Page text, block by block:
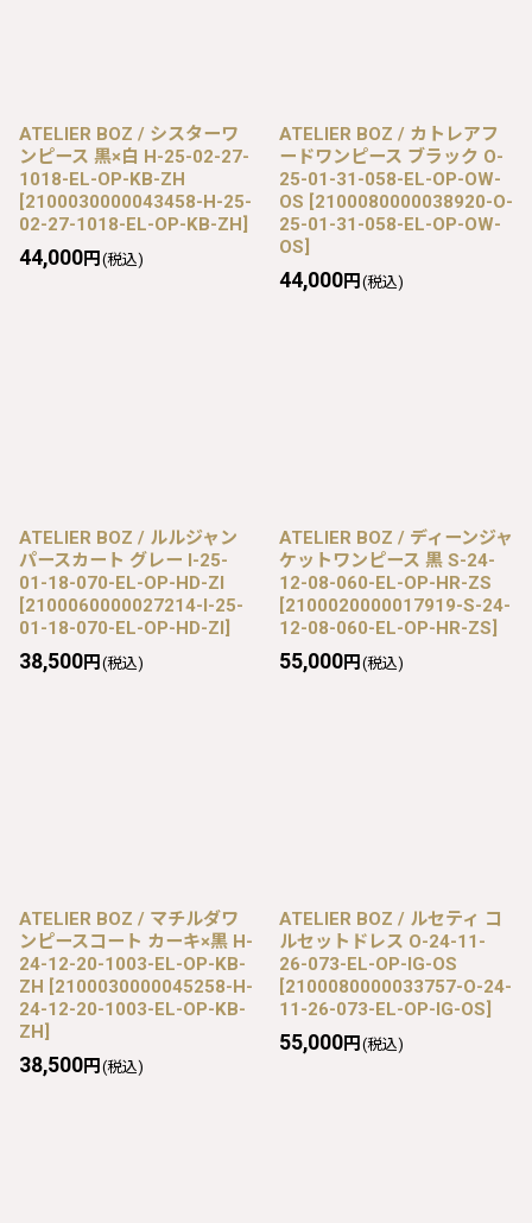
ATELIER BOZ / シスターワ
ンピース 黒×白 H-25-02-27-
1018-EL-OP-KB-ZH
[2100030000043458-H-25-
02-27-1018-EL-OP-KB-ZH]
44,000円 (税込)
ATELIER BOZ / カトレアフ
ードワンピース ブラック O-
25-01-31-058-EL-OP-OW-
OS [2100080000038920-O-
25-01-31-058-EL-OP-OW-
OS]
44,000円 (税込)
ATELIER BOZ / ルルジャン
パースカート グレー I-25-
01-18-070-EL-OP-HD-ZI
[2100060000027214-I-25-
01-18-070-EL-OP-HD-ZI]
38,500円 (税込)
ATELIER BOZ / ディーンジャ
ケットワンピース 黒 S-24-
12-08-060-EL-OP-HR-ZS
[2100020000017919-S-24-
12-08-060-EL-OP-HR-ZS]
55,000円 (税込)
ATELIER BOZ / マチルダワ
ンピースコート カーキ×黒 H-
24-12-20-1003-EL-OP-KB-
ZH [2100030000045258-H-
24-12-20-1003-EL-OP-KB-
ZH]
38,500円 (税込)
ATELIER BOZ / ルセティ コ
ルセットドレス O-24-11-
26-073-EL-OP-IG-OS
[2100080000033757-O-24-
11-26-073-EL-OP-IG-OS]
55,000円 (税込)